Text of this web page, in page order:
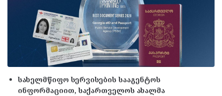
სახელმწიფო სერვისების სააგენტოს
ინფორმაციით, საქართველოს ახალმა